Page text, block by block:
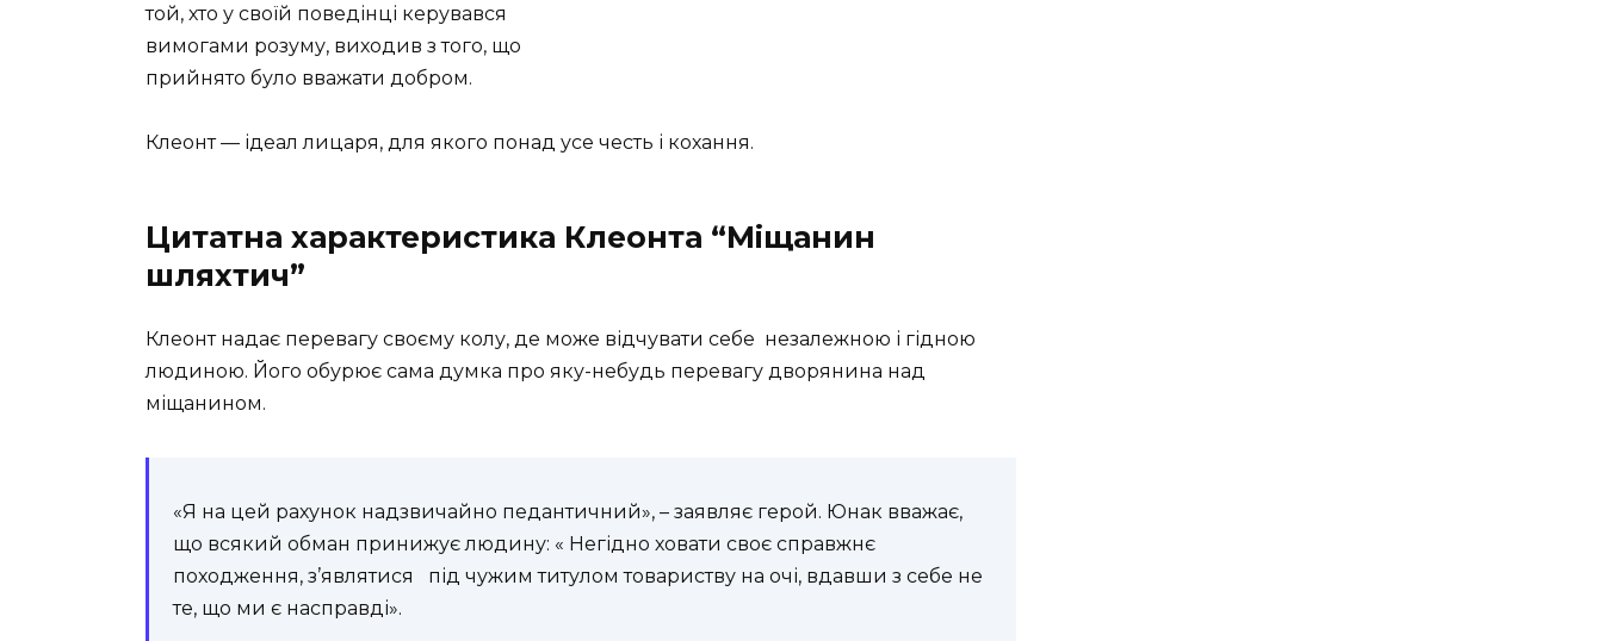
той, хто у своїй поведінці керувався
вимогами розуму, виходив з того, що
прийнято було вважати добром.
Клеонт — ідеал лицаря, для якого понад усе честь і кохання.
Цитатна характеристика Клеонта “Міщанин
шляхтич”
Клеонт надає перевагу своєму колу, де може відчувати себе незалежною і гідною
людиною. Його обурює сама думка про яку-небудь перевагу дворянина над
міщанином.
«Я на цей рахунок надзвичайно педантичний», – заявляє герой. Юнак вважає,
що всякий обман принижує людину: « Негідно ховати своє справжнє
походження, з’являтися
під чужим титулом товариству на очі, вдавши з себе не
те, що ми є насправді».